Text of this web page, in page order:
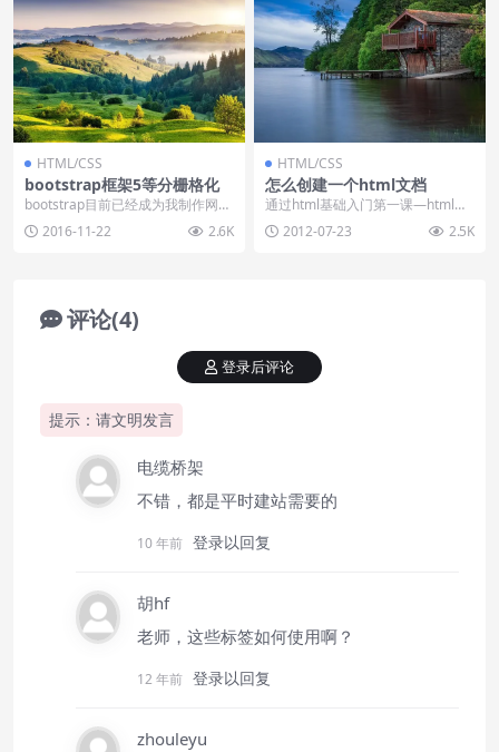
HTML/CSS
bootstrap框架5等分栅格化
bootstrap目前已经成为我制作网页
最主要的一个框架工具，通过boots
tr... 2016-11-22 2.6K
HTML/CSS
怎么创建一个html文档
通过html基础入门第一课—html概
念的学习，我们已经大致知道了ht
ml的一些...
2012-07-23 2.5K
评论(4)
提示：请文明发言
登录后评论
电缆桥架
不错，都是平时建站需要的
10 年前 登录以回复
胡hf
老师，这些标签如何使用啊？
12 年前 登录以回复
zhouleyu